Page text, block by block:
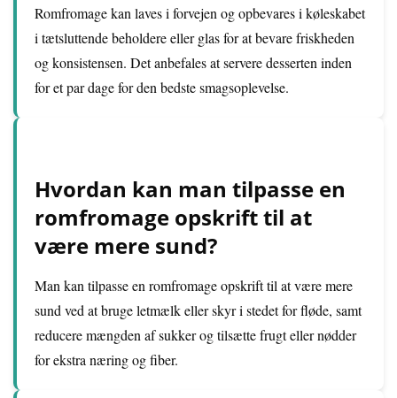
Romfromage kan laves i forvejen og opbevares i køleskabet
i tætsluttende beholdere eller glas for at bevare friskheden
og konsistensen. Det anbefales at servere desserten inden
for et par dage for den bedste smagsoplevelse.
Hvordan kan man tilpasse en
romfromage opskrift til at
være mere sund?
Man kan tilpasse en romfromage opskrift til at være mere
sund ved at bruge letmælk eller skyr i stedet for fløde, samt
reducere mængden af sukker og tilsætte frugt eller nødder
for ekstra næring og fiber.